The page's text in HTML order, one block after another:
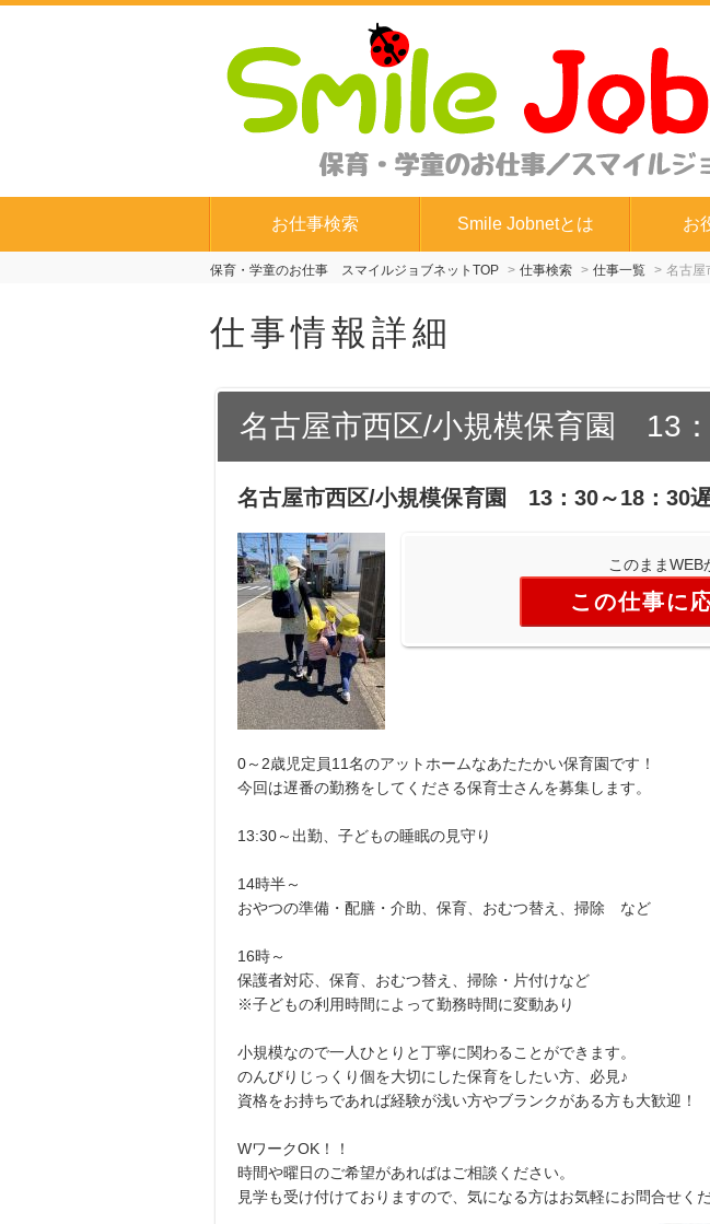
お仕事検索 Smile Jobnetとは お
保育・学童のお仕事 スマイルジョブネットTOP 仕事検索 仕事一覧 名古
仕事情報詳細
名古屋市西区/小規模保育園 13
名古屋市西区/小規模保育園 13：30～18：30
このままWEB
この仕事に
0～2歳児定員11名のアットホームなあたたかい保育園です！
今回は遅番の勤務をしてくださる保育士さんを募集します。
13:30～出勤、子どもの睡眠の見守り
14時半～
おやつの準備・配膳・介助、保育、おむつ替え、掃除 など
16時～
保護者対応、保育、おむつ替え、掃除・片付けなど
※子どもの利用時間によって勤務時間に変動あり
小規模なので一人ひとりと丁寧に関わることができます。
のんびりじっくり個を大切にした保育をしたい方、必見♪
資格をお持ちであれば経験が浅い方やブランクがある方も大歓迎！
WワークOK！！
時間や曜日のご希望があればはご相談ください。
見学も受け付けておりますので、気になる方はお気軽にお問合せくだ